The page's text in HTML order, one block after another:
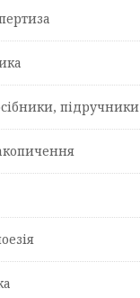
підручники